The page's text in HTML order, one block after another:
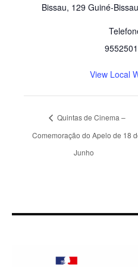
Bissau, 129 Guiné-Bissau
View Local
Quintas de Cinema –
Comemoração do Apelo de 18
Junho